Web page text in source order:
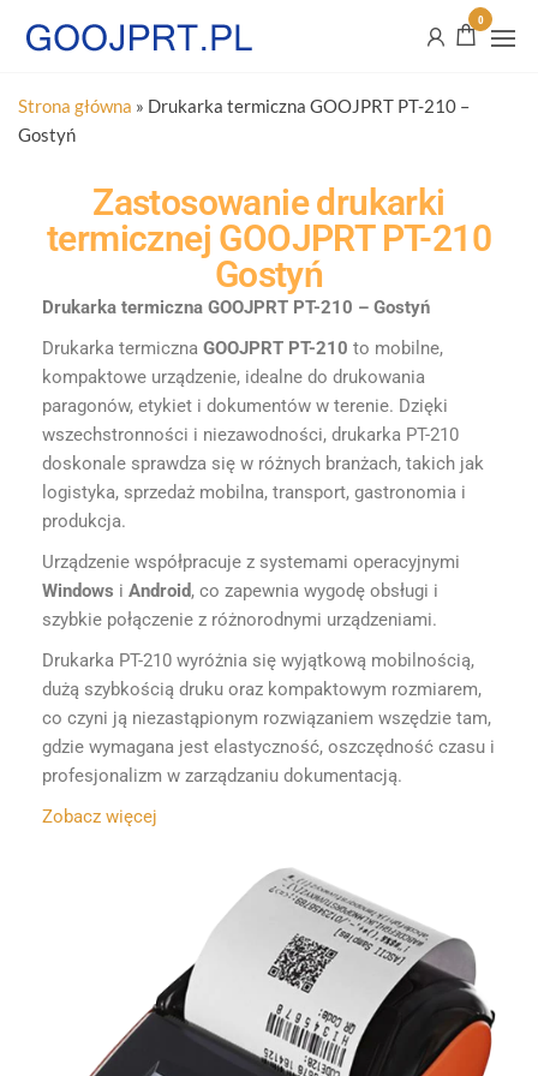
0
Strona główna » Drukarka termiczna GOOJPRT PT-210 –
Gostyń
Zastosowanie drukarki
termicznej GOOJPRT PT-210
Gostyń
Drukarka termiczna GOOJPRT PT-210 – Gostyń
Drukarka termiczna GOOJPRT PT-210 to mobilne,
kompaktowe urządzenie, idealne do drukowania
paragonów, etykiet i dokumentów w terenie. Dzięki
wszechstronności i niezawodności, drukarka PT-210
doskonale sprawdza się w różnych branżach, takich jak
logistyka, sprzedaż mobilna, transport, gastronomia i
produkcja.
Urządzenie współpracuje z systemami operacyjnymi
Windows i Android, co zapewnia wygodę obsługi i
szybkie połączenie z różnorodnymi urządzeniami.
Drukarka PT-210 wyróżnia się wyjątkową mobilnością,
dużą szybkością druku oraz kompaktowym rozmiarem,
co czyni ją niezastąpionym rozwiązaniem wszędzie tam,
gdzie wymagana jest elastyczność, oszczędność czasu i
profesjonalizm w zarządzaniu dokumentacją.
Zobacz więcej